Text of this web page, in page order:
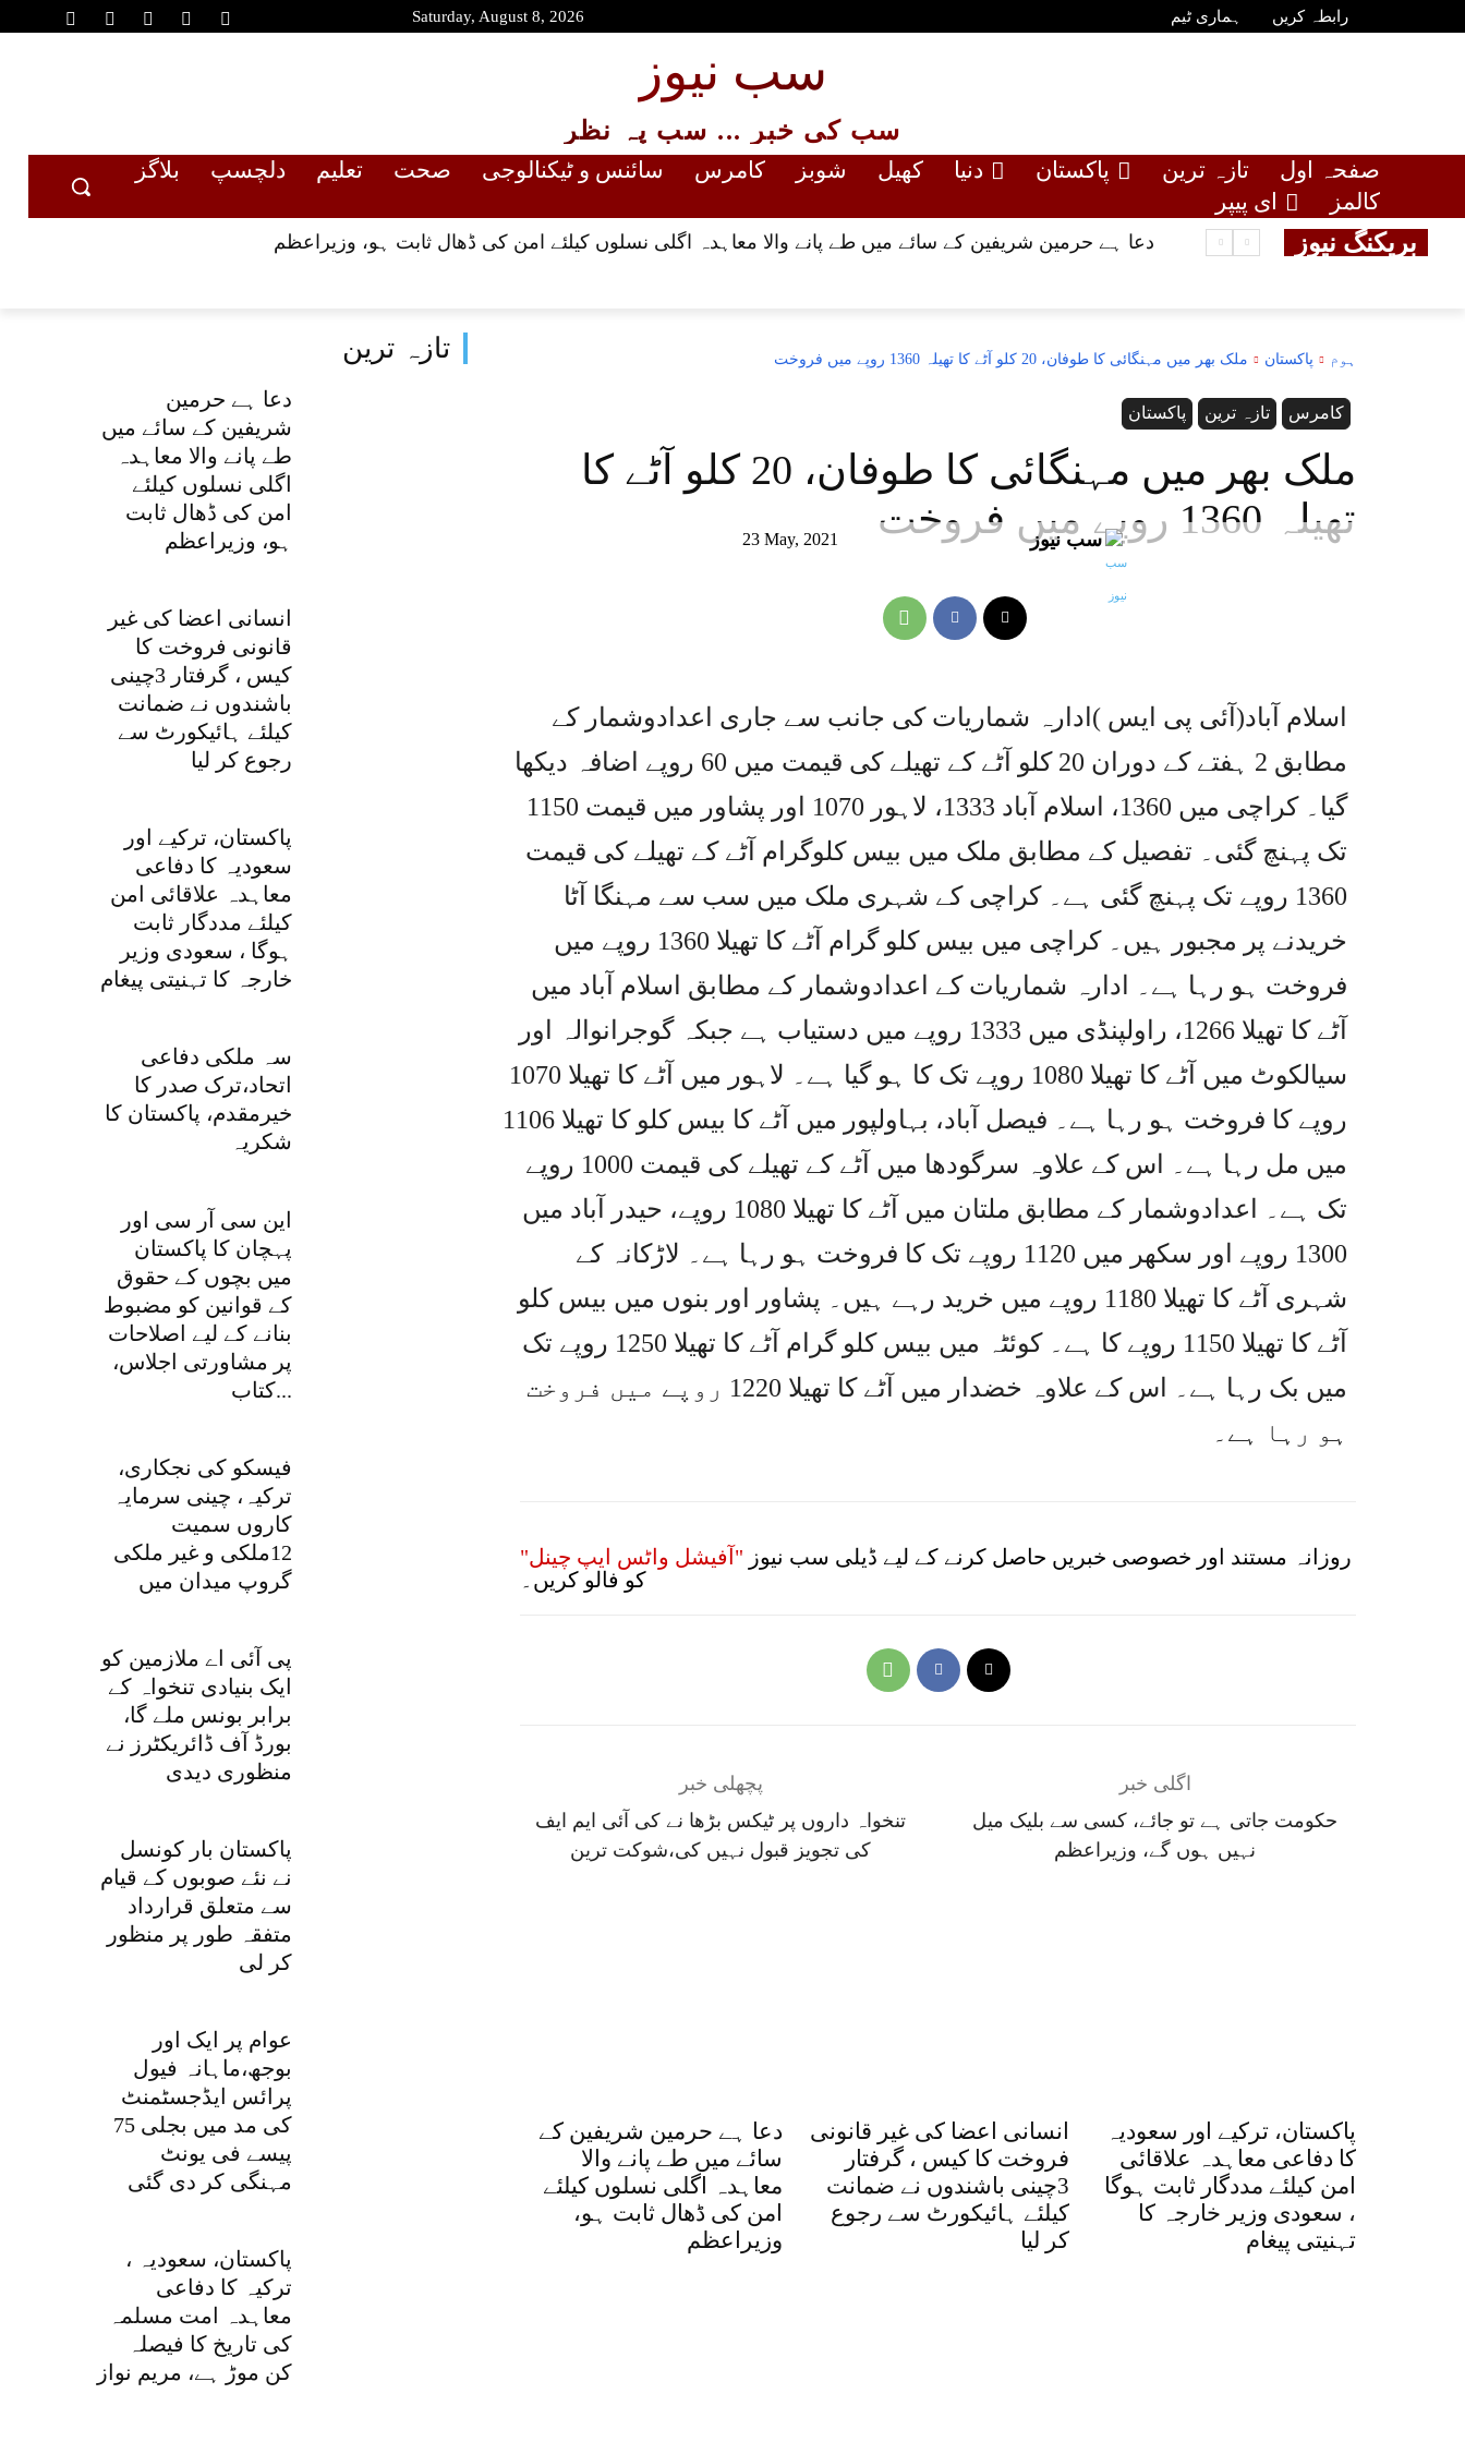
Saturday, August 8, 2026 رابطہ کریں ہماری ٹیم
سب نیوز
سب کی خبر ... سب پہ نظر
صفحہ اول تازہ ترین پاکستان دنیا کھیل شوبز کامرس سائنس و ٹیکنالوجی صحت تعلیم دلچسپ
بلاگز
کالمز
ای پیپر
بریکنگ نیوز دعا ہے حرمین شریفین کے سائے میں طے پانے والا معاہدہ اگلی نسلوں کیلئے امن کی ڈھال ثابت ہو، وزیراعظم
تازہ ترین
دعا ہے حرمین
شریفین کے سائے میں
طے پانے والا معاہدہ
اگلی نسلوں کیلئے
امن کی ڈھال ثابت
ہو، وزیراعظم
انسانی اعضا کی غیر
قانونی فروخت کا
کیس ، گرفتار 3چینی
باشندوں نے ضمانت
کیلئے ہائیکورٹ سے
رجوع کر لیا
پاکستان، ترکیے اور
سعودیہ کا دفاعی
معاہدہ علاقائی امن
کیلئے مددگار ثابت
ہوگا ، سعودی وزیر
خارجہ کا تہنیتی پیغام
سہ ملکی دفاعی
اتحاد،ترک صدر کا
خیرمقدم، پاکستان کا
شکریہ
این سی آر سی اور
پہچان کا پاکستان
میں بچوں کے حقوق
کے قوانین کو مضبوط
بنانے کے لیے اصلاحات
پر مشاورتی اجلاس،
کتاب...
فیسکو کی نجکاری،
ترکیہ، چینی سرمایہ
کاروں سمیت
12ملکی و غیر ملکی
گروپ میدان میں
پی آئی اے ملازمین کو
ایک بنیادی تنخواہ کے
برابر بونس ملے گا،
بورڈ آف ڈائریکٹرز نے
منظوری دیدی
پاکستان بار کونسل
نے نئے صوبوں کے قیام
سے متعلق قرارداد
متفقہ طور پر منظور
کر لی
عوام پر ایک اور
بوجھ،ماہانہ فیول
پرائس ایڈجسٹمنٹ
کی مد میں بجلی 75
پیسے فی یونٹ
مہنگی کر دی گئی
پاکستان، سعودیہ ،
ترکیہ کا دفاعی
معاہدہ امت مسلمہ
کی تاریخ کا فیصلہ
کن موڑ ہے، مریم نواز
ہوم پاکستان ملک بھر میں مہنگائی کا طوفان، 20 کلو آٹے کا تھیلہ 1360 روپے میں فروخت
پاکستان تازہ ترین کامرس
ملک بھر میں مہنگائی کا طوفان، 20 کلو آٹے کا
تھیلہ 1360 روپے میں فروخت
23 May, 2021 سب نیوز
اسلام آباد(آئی پی ایس )ادارہ شماریات کی جانب سے جاری اعدادوشمار کے
مطابق 2 ہفتے کے دوران 20 کلو آٹے کے تھیلے کی قیمت میں 60 روپے اضافہ دیکھا
گیا۔ کراچی میں 1360، اسلام آباد 1333، لاہور 1070 اور پشاور میں قیمت 1150
تک پہنچ گئی۔ تفصیل کے مطابق ملک میں بیس کلوگرام آٹے کے تھیلے کی قیمت
1360 روپے تک پہنچ گئی ہے۔ کراچی کے شہری ملک میں سب سے مہنگا آٹا
خریدنے پر مجبور ہیں۔ کراچی میں بیس کلو گرام آٹے کا تھیلا 1360 روپے میں
فروخت ہو رہا ہے۔ ادارہ شماریات کے اعدادوشمار کے مطابق اسلام آباد میں
آٹے کا تھیلا 1266، راولپنڈی میں 1333 روپے میں دستیاب ہے جبکہ گوجرانوالہ اور
سیالکوٹ میں آٹے کا تھیلا 1080 روپے تک کا ہو گیا ہے۔ لاہور میں آٹے کا تھیلا 1070
روپے کا فروخت ہو رہا ہے۔ فیصل آباد، بہاولپور میں آٹے کا بیس کلو کا تھیلا 1106
میں مل رہا ہے۔ اس کے علاوہ سرگودھا میں آٹے کے تھیلے کی قیمت 1000 روپے
تک ہے۔ اعدادوشمار کے مطابق ملتان میں آٹے کا تھیلا 1080 روپے، حیدر آباد میں
1300 روپے اور سکھر میں 1120 روپے تک کا فروخت ہو رہا ہے۔ لاڑکانہ کے
شہری آٹے کا تھیلا 1180 روپے میں خرید رہے ہیں۔ پشاور اور بنوں میں بیس کلو
آٹے کا تھیلا 1150 روپے کا ہے۔ کوئٹہ میں بیس کلو گرام آٹے کا تھیلا 1250 روپے تک
میں بک رہا ہے۔ اس کے علاوہ خضدار میں آٹے کا تھیلا 1220 روپے میں فروخت
ہو رہا ہے۔
روزانہ مستند اور خصوصی خبریں حاصل کرنے کے لیے ڈیلی سب نیوز "آفیشل واٹس ایپ چینل"
کو فالو کریں۔
پچھلی خبر
تنخواہ داروں پر ٹیکس بڑھا نے کی آئی ایم ایف
کی تجویز قبول نہیں کی،شوکت ترین
اگلی خبر
حکومت جاتی ہے تو جائے، کسی سے بلیک میل
نہیں ہوں گے، وزیراعظم
دعا ہے حرمین شریفین کے
سائے میں طے پانے والا
معاہدہ اگلی نسلوں کیلئے
امن کی ڈھال ثابت ہو،
وزیراعظم
انسانی اعضا کی غیر قانونی
فروخت کا کیس ، گرفتار
3چینی باشندوں نے ضمانت
کیلئے ہائیکورٹ سے رجوع
کر لیا
پاکستان، ترکیے اور سعودیہ
کا دفاعی معاہدہ علاقائی
امن کیلئے مددگار ثابت ہوگا
، سعودی وزیر خارجہ کا
تہنیتی پیغام